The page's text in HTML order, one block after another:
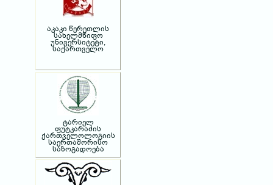
აკაკი წერეთლის
სახელმწიფო
უნივერსიტეტი,
საქართველო
ტარიელ
ფუტკარაძის
ქართველოლოგიის
საერთაშორისო
საზოგადოება